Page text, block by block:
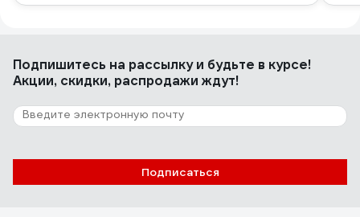
Подпишитесь на рассылкуи будьте в курсе!
Акции, скидки, распродажи ждут!
Подписаться